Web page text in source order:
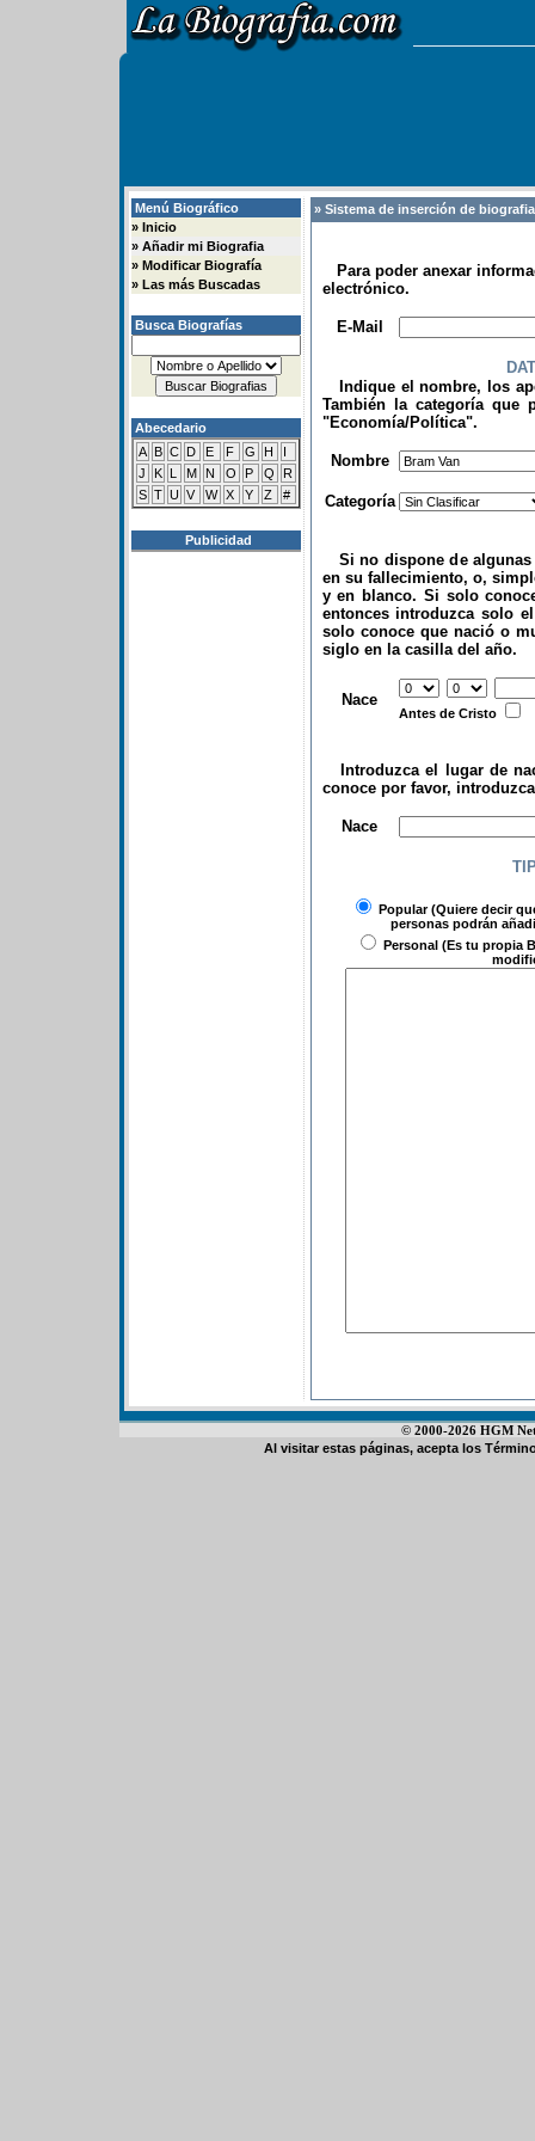
Menú Biográfico
» Inicio
» Añadir mi Biografia
» Modificar Biografía
» Las más Buscadas
Busca Biografías
Abecedario
A B C D E F G H
I
J
K L M N O P Q
R
S T U V W X Y Z #
Publicidad
» Sistema de inserción de
Para poder anexar
electrónico.
E-Mail
Indique el nombre, los
También la categoría que
"Economía/Política".
Nombre
Categoría
Si no dispone de algunas
en su fallecimiento, o,
y en blanco. Si solo
entonces introduzca solo
solo conoce que nació o
siglo en la casilla del año.
Nace
Antes de Cristo
Introduzca el lugar de
conoce por favor,
Nace
Popular(Quiere decir
personas podrán
Personal (Es tu propia
© 2000-2026 HGM
Al visitar estas páginas, acepta los